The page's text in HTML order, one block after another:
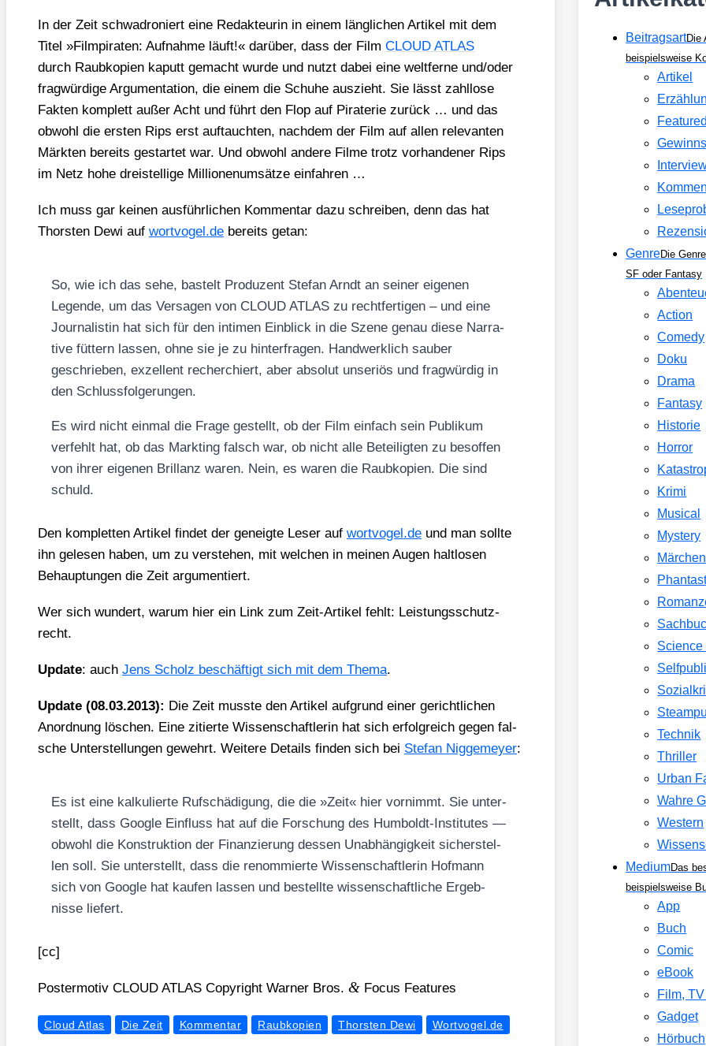
In der Zeit schwa­dro­niert eine Redak­teu­rin in einem läng­li­chen Arti­kel mit dem
Titel »Film­pi­ra­ten: Auf­nah­me läuft!« dar­über, dass der Film CLOUD ATLAS
durch Raub­ko­pien kaputt gemacht wur­de und nutzt dabei eine welt­fer­ne und/​oder
frag­wür­di­ge Argu­men­ta­ti­on, die einem die Schu­he aus­zieht. Sie lässt zahl­lo­se
Fak­ten kom­plett außer Acht und führt den Flop auf Pira­te­rie zurück … und das
obwohl die ers­ten Rips erst auf­tauch­ten, nach­dem der Film auf allen rele­van­ten
Märk­ten bereits gestar­tet war. Und obwohl ande­re Fil­me trotz vor­han­de­ner Rips
im Netz hohe drei­stel­li­ge Mil­lio­nen­um­sät­ze ein­fah­ren …
Ich muss gar kei­nen aus­führ­li­chen Kom­men­tar dazu schrei­ben, denn das hat
Thors­ten Dewi auf wort​vo​gel​.de bereits getan:
So, wie ich das sehe, bas­telt Pro­du­zent Ste­fan Arndt an sei­ner eige­nen
Legen­de, um das Ver­sa­gen von CLOUD ATLAS zu recht­fer­ti­gen – und eine
Jour­na­lis­tin hat sich für den inti­men Ein­blick in die Sze­ne genau die­se Nar­ra­
ti­ve füt­tern las­sen, ohne sie je zu hin­ter­fra­gen. Hand­werk­lich sau­ber
geschrie­ben, exzel­lent recher­chiert, aber abso­lut unse­ri­ös und frag­wür­dig in
den Schluss­fol­ge­run­gen.
Es wird nicht ein­mal die Fra­ge gestellt, ob der Film ein­fach sein Publi­kum
ver­fehlt hat, ob das Markt­ing falsch war, ob nicht alle Betei­lig­ten zu besof­fen
von ihrer eige­nen Bril­lanz waren. Nein, es waren die Raub­ko­pien. Die sind
schuld.
Den kom­plet­ten Arti­kel fin­det der geneig­te Leser auf wort​vo​gel​.de und man soll­te
ihn gele­sen haben, um zu ver­ste­hen, mit wel­chen in mei­nen Augen halt­lo­sen
Behaup­tun­gen die Zeit argu­men­tiert.
Wer sich wun­dert, war­um hier ein Link zum Zeit-Arti­kel fehlt: Leis­tungs­schutz­
recht.
Update: auch Jens Scholz beschäf­tigt sich mit dem The­ma.
Update (08.03.2013): Die Zeit muss­te den Arti­kel auf­grund einer gericht­li­chen
Anord­nung löschen. Eine zitier­te Wis­sen­schaft­le­rin hat sich erfolg­reich gegen fal­
sche Unter­stel­lun­gen gewehrt. Wei­te­re Details fin­den sich bei Ste­fan Nig­ge­mey­er:
Es ist eine kal­ku­lierte Ruf­schä­di­gung, die die »Zeit« hier vor­nimmt. Sie unter­
stellt, dass Goog­le Ein­fluss hat auf die For­schung des Hum­boldt-Insti­tu­tes —
obwohl die Kon­struk­tion der Finan­zie­rung des­sen Unab­hän­gig­keit sicher­stel­
len soll. Sie unter­stellt, dass die renom­mierte Wis­sen­schaft­le­rin Hof­mann
sich von Goog­le hat kau­fen las­sen und bestell­te wis­sen­schaft­li­che Ergeb­
nisse lie­fert.
[cc]
Pos­ter­mo­tiv CLOUD ATLAS Copy­right War­ner Bros. & Focus Fea­tures
Cloud Atlas Die Zeit Kommentar Raubkopien Thorsten Dewi Wortvogel.de
BeitragsartDie
beispielsweise
Artikel
GenreDie
SF oder Fantasy
Action
Comedy
Doku
Drama
Fantasy
Historie
Horror
Krimi
Musical
Mystery
Märchen
Science
Technik
Thriller
Urban
Wahre
Western
MediumDas
beispielsweise
App
Buch
Comic
eBook
Film,
Gadget
Hörbuch